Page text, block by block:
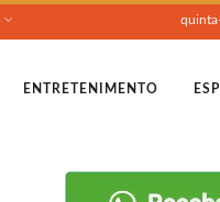
ENTRETENIMENTO